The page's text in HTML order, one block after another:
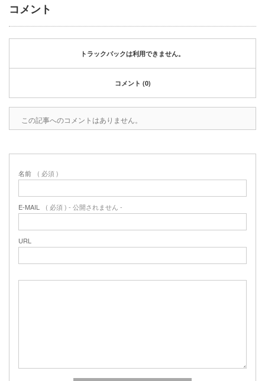
コメント
トラックバックは利用できません。
コメント (0)
この記事へのコメントはありません。
名前 ( 必須 )
E-MAIL ( 必須 ) - 公開されません -
URL